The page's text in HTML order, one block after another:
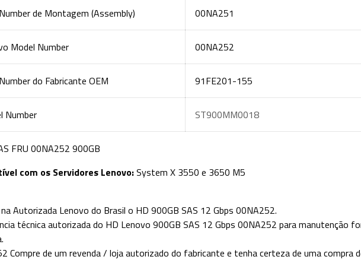
de Montagem (Assembly) 00NA251
Model Number 00NA252
do Fabricante OEM 91FE201-155
Number ST900MM0018
FRU 00NA252 900GB
com os Servidores Lenovo:System X 3550 e 3650 M5
Autorizada Lenovo do Brasil o HD 900GB SAS 12 Gbps 00NA252.
técnica autorizada do HD Lenovo 900GB SAS 12 Gbps 00NA252 para manutenção
Compre de um revenda / loja autorizado do fabricante e tenha certeza de uma compra